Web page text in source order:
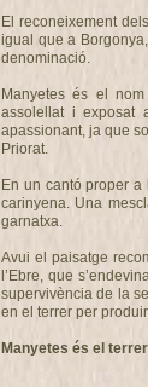
El reconeixement
igual que a
denominació.
Manyetes és el
assolellat i exposat
apassionant, ja que
Priorat.
En un cantó proper
carinyena. Una
garnatxa.
Avui el paisatge
l’Ebre, que
supervivència de la
en el terrer per
Manyetes és el